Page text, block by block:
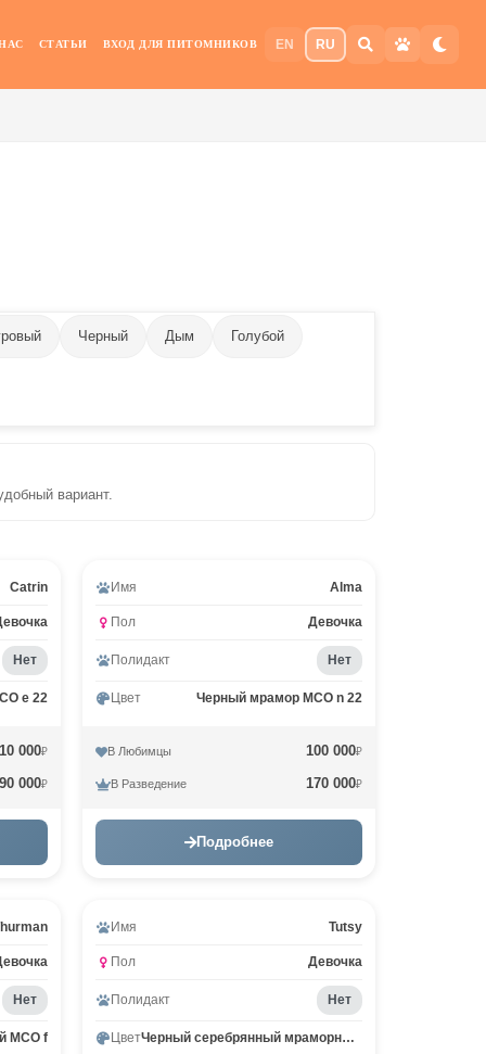
СТАТЬИ ВХОД ДЛЯ ПИТОМНИКОВ EN RU
Черный Дым Голубой
вариант.
Catrin
Нет
e 22
000₽
000₽
Имя Alma
Пол Девочка
Полидакт Нет
Цвет Черный мрамор MCO n 22
В Любимцы 100 000₽
В Разведение 170 000₽
Подробнее
Нет
MCO f
Видео
Имя Tutsy
Пол Девочка
Полидакт Нет
Цвет Черный серебрянный мраморный MCO ns 22